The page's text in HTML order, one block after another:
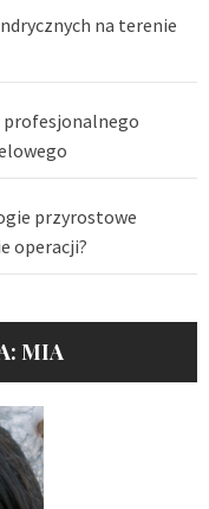
na terenie
profesjonalnego
przyrostowe
operacji?
MIA